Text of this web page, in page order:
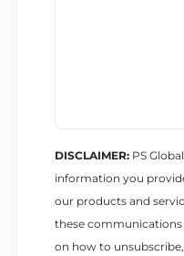
DISCLAIMER: PS
information you
our products and
these
on how to